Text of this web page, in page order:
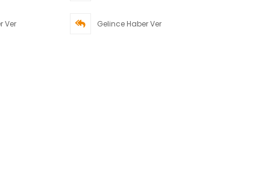
Ver Gelince Haber Ver